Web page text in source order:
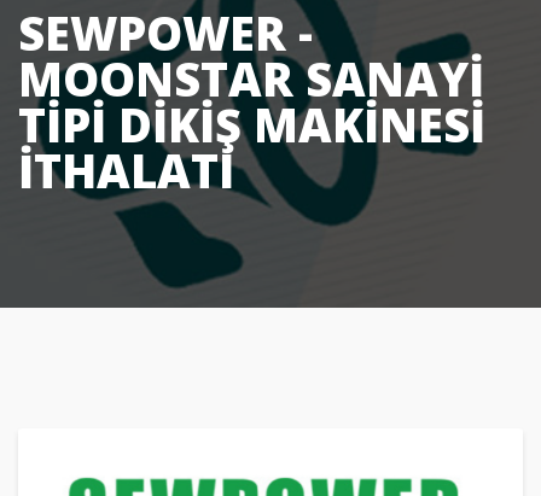
SEWPOWER -
MOONSTAR SANAYI
TIPI DIKIŞ MAKINESI
İTHALATI